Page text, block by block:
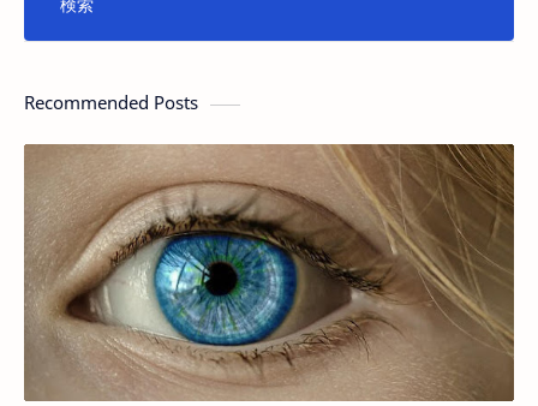
Recommended Posts